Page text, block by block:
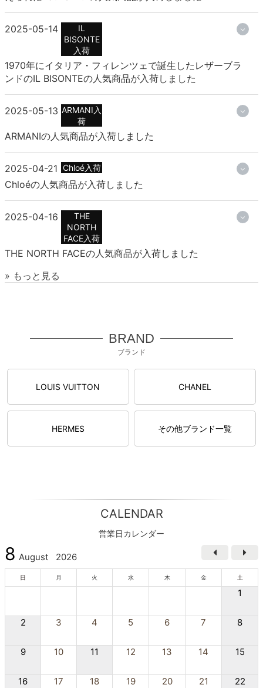
2025-05-14
IL
BISONTE
入荷
1970年にイタリア・フィレンツェで誕生したレザーブラ
ンドのIL BISONTEの人気商品が入荷しました
2025-05-13 ARMANI入
荷
ARMANIの人気商品が入荷しました
2025-04-21 Chloé入荷
Chloéの人気商品が入荷しました
2025-04-16
THE
NORTH
FACE入荷
THE NORTH FACEの人気商品が入荷しました
» もっと見る
BRAND
ブランド
LOUIS VUITTON CHANEL
HERMES その他ブランド一覧
CALENDAR
営業日カレンダー
8 August 2026
日 月 火 水 木 金 土
1
2 3 4 5 6 7 8
9 10 11 12 13 14 15
16 17 18 19 20 21 22